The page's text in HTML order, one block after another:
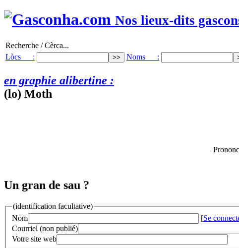
Nos lieux-dits
Recherche / Cèrca...
Lòcs :
Noms :
en graphie alibertine :
(lo) Moth
Un gran de sau ?
(identification facultative)
Nom
[Se
Courriel (non publié)
Votre site web